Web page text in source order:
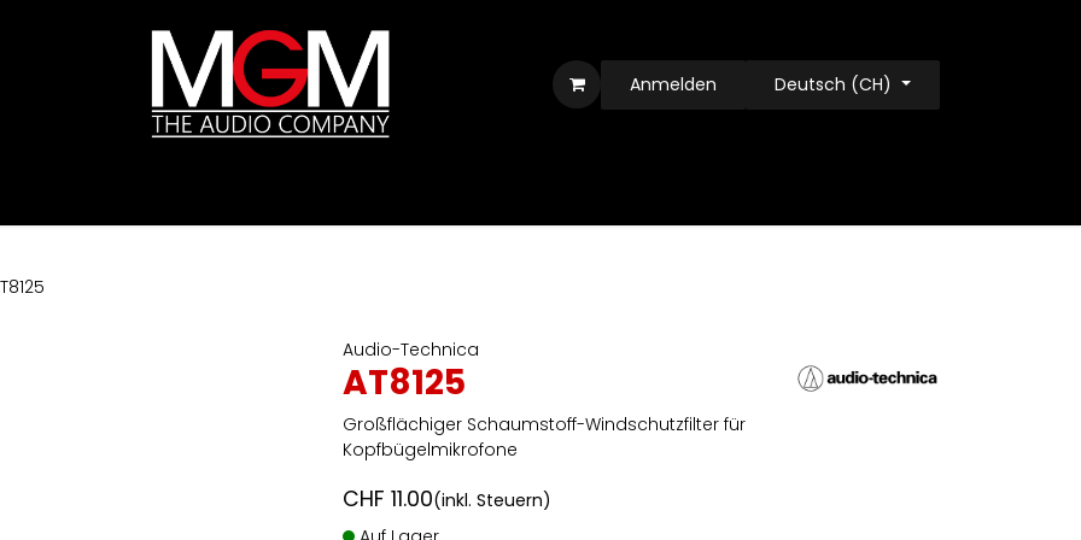
Anmelden Deutsch (CH)
Audio-Technica
AT8125
Großflächiger Schaumstoff-Windschutzfilter für
Kopfbügelmikrofone
CHF 11.00(inkl. Steuern)